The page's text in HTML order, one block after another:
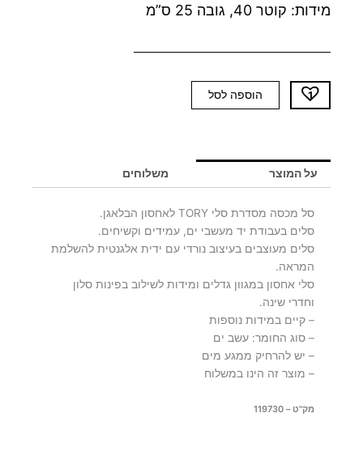
מידות: קוטר 40, גובה 25 ס”מ
כמות
של
TORY
הוספה לסל
על המוצר משלוחים
סל מכסה מסדרת סלי TORY לאחסון הבלאגן.
סלים בעבודת יד מעשבי ים, עמידים וקשיחים.
סלים מעוצבים בעיצוב נורדי עם ידית אלגנטית להשלמת
המראה.
סלי אחסון במגוון גדלים ומידות לשילוב בפינות סלון
וחדרי שינה.
– קיים במידות נוספות
– סוג החומר: עשב ים
– יש להרחיק ממגע מים
– מוצר זה הינו במשלוח
מק"ט – 119730